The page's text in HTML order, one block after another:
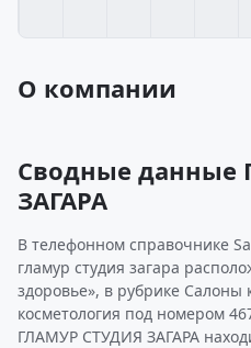
О компании
Сводные данные
ЗАГАРА
В телефонном справочнике
гламур студия загара
здоровье», в рубрике Салоны
косметология под номером
ГЛАМУР СТУДИЯ ЗАГАРА